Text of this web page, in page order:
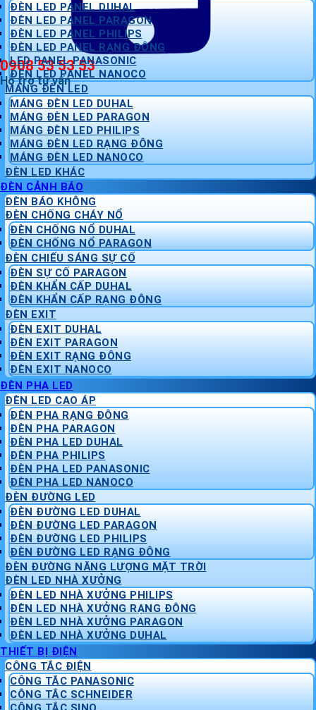
0908 53 53 53
Hỗ trợ tư vấn
ĐÈN LED PANEL DUHAL
ĐÈN LED PANEL PARAGON
ĐÈN LED PANEL PHILIPS
ĐÈN LED PANEL RẠNG ĐÔNG
LED PANEL PANASONIC
ĐÈN LED PANEL NANOCO
MÁNG ĐÈN LED
MÁNG ĐÈN LED DUHAL
MÁNG ĐÈN LED PARAGON
MÁNG ĐÈN LED PHILIPS
MÁNG ĐÈN LED RẠNG ĐÔNG
MÁNG ĐÈN LED NANOCO
ĐÈN LED KHÁC
ĐÈN CẢNH BÁO
ĐÈN BÁO KHÔNG
ĐÈN CHỐNG CHÁY NỔ
ĐÈN CHỐNG NỔ DUHAL
ĐÈN CHỐNG NỔ PARAGON
ĐÈN CHIẾU SÁNG SỰ CỐ
ĐÈN SỰ CỐ PARAGON
ĐÈN KHẨN CẤP DUHAL
ĐÈN KHẨN CẤP RẠNG ĐÔNG
ĐÈN EXIT
ĐÈN EXIT DUHAL
ĐÈN EXIT PARAGON
ĐÈN EXIT RẠNG ĐÔNG
ĐÈN EXIT NANOCO
ĐÈN PHA LED
ĐÈN LED CAO ÁP
ĐÈN PHA RẠNG ĐÔNG
ĐÈN PHA PARAGON
ĐÈN PHA LED DUHAL
ĐÈN PHA PHILIPS
ĐÈN PHA LED PANASONIC
ĐÈN PHA LED NANOCO
ĐÈN ĐƯỜNG LED
ĐÈN ĐƯỜNG LED DUHAL
ĐÈN ĐƯỜNG LED PARAGON
ĐÈN ĐƯỜNG LED PHILIPS
ĐÈN ĐƯỜNG LED RẠNG ĐÔNG
ĐÈN ĐƯỜNG NĂNG LƯỢNG MẶT TRỜI
ĐÈN LED NHÀ XƯỞNG
ĐÈN LED NHÀ XƯỞNG PHILIPS
ĐÈN LED NHÀ XƯỞNG RẠNG ĐÔNG
ĐÈN LED NHÀ XƯỞNG PARAGON
ĐÈN LED NHÀ XƯỞNG DUHAL
THIẾT BỊ ĐIỆN
CÔNG TẮC ĐIỆN
CÔNG TẮC PANASONIC
CÔNG TẮC SCHNEIDER